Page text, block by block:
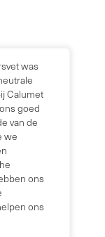
was
Calumet
goed
van de
we
ons
ons